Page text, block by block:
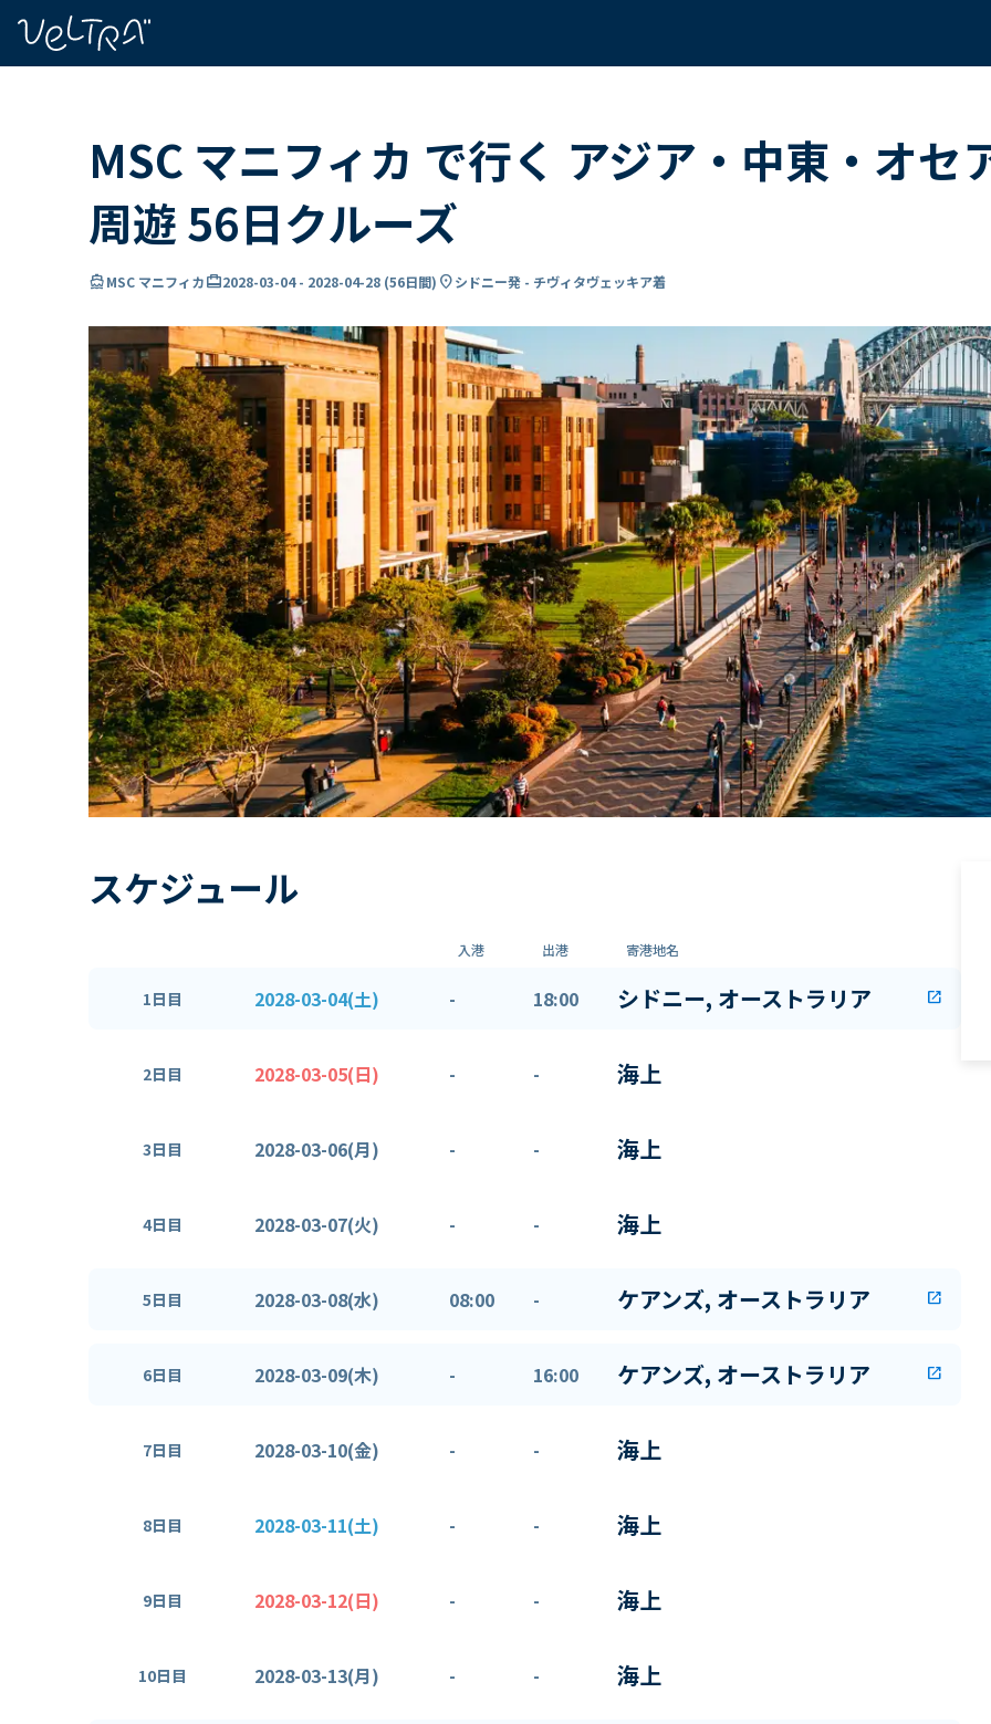
MSC マニフィカ で行く アジア・中東・オセ
周遊 56日クルーズ
directions_boatMSC マニフィカcard_travel2028-03-04- 2028-04-28 (56日間) location_onシドニー発 - チヴィタヴェッキア着
スケジュール
入港 出港 寄港地名
1日目 2028-03-04(土) - 18:00 シドニー, オーストラリア open_in_new
2日目 2028-03-05(日) - - 海上
3日目 2028-03-06(月) - - 海上
4日目 2028-03-07(火) - - 海上
5日目 2028-03-08(水) 08:00 - ケアンズ, オーストラリア open_in_new
6日目 2028-03-09(木) - 16:00 ケアンズ, オーストラリア open_in_new
7日目 2028-03-10(金) - - 海上
8日目 2028-03-11(土) - - 海上
9日目 2028-03-12(日) - - 海上
10日目 2028-03-13(月) - - 海上